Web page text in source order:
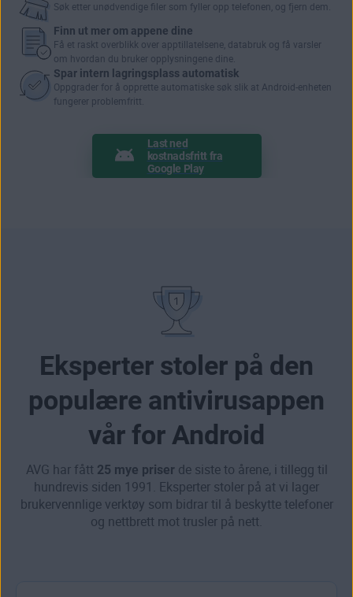
Søk etter unødvendige filer som fyller opp telefonen, og fjern dem.
Finn ut mer om appene dine
Få et raskt overblikk over apptillatelsene, databruk og få varsler
om hvordan du bruker opplysningene dine.
Spar intern lagringsplass automatisk
Oppgrader for å opprette automatiske søk slik at Android-enheten
fungerer problemfritt.
Last ned
kostnadsfritt fra
Google Play
Eksperter stoler på den
populære antivirusappen
vår for Android
AVG har fått 25 mye priser de siste to årene, i tillegg til
hundrevis siden 1991. Eksperter stoler på at vi lager
brukervennlige verktøy som bidrar til å beskytte telefoner
og nettbrett mot trusler på nett.